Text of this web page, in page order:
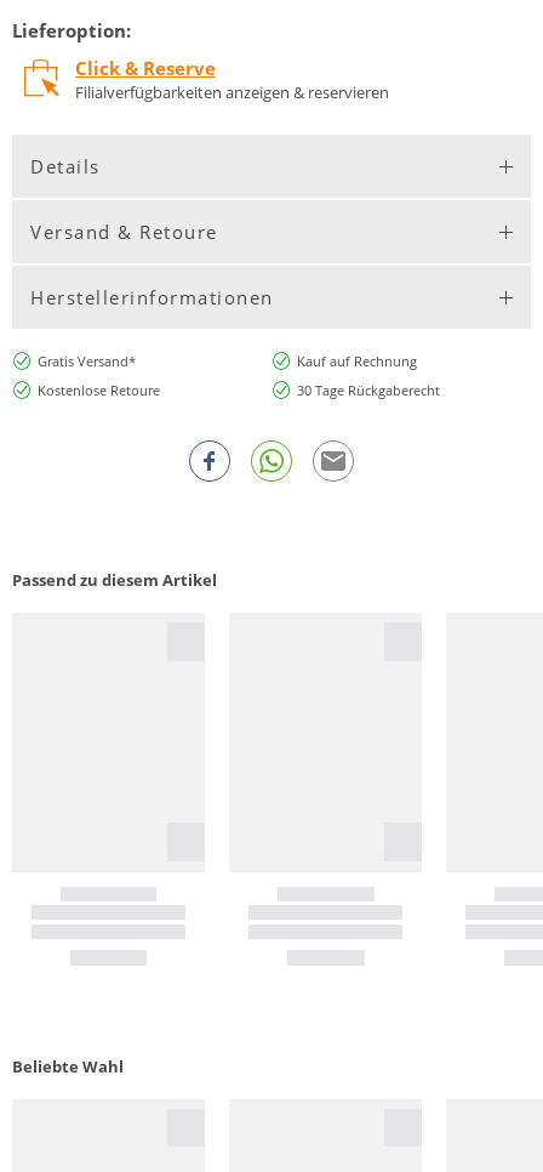
Lieferoption:
Click & Reserve
Filialverfügbarkeiten anzeigen & reservieren
Details
Versand & Retoure
Herstellerinformationen
Gratis Versand*
Kauf auf Rechnung
Kostenlose Retoure
30 Tage Rückgaberecht
Passend zu diesem Artikel
Beliebte Wahl